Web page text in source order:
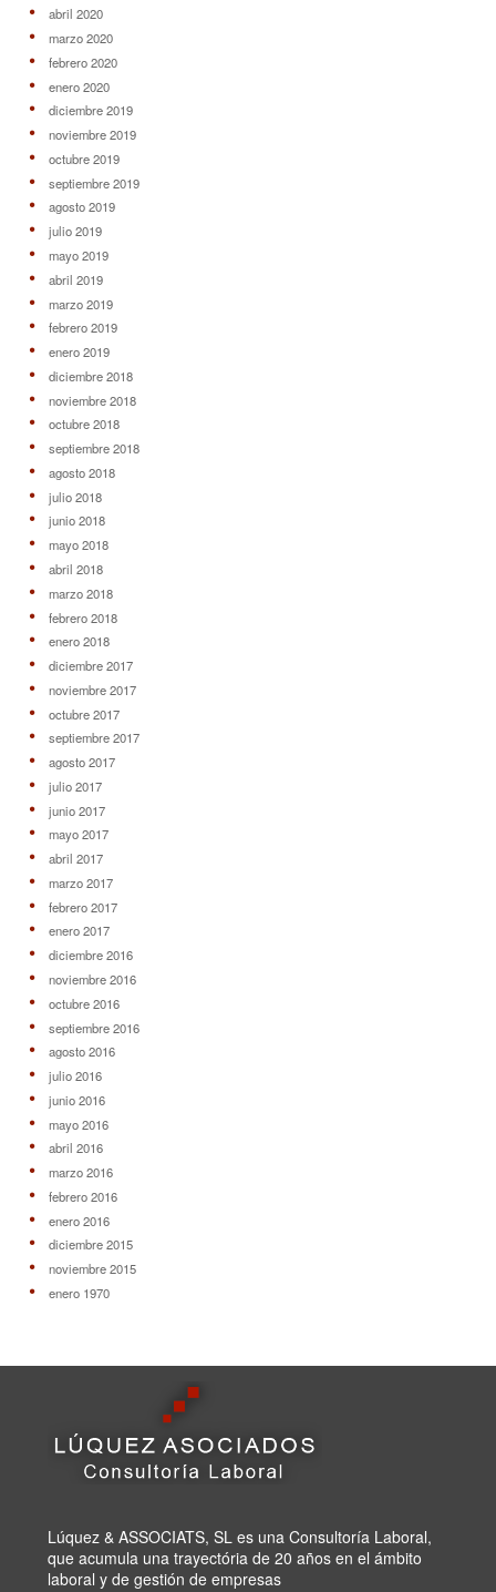
abril 2020
marzo 2020
febrero 2020
enero 2020
diciembre 2019
noviembre 2019
octubre 2019
septiembre 2019
agosto 2019
julio 2019
mayo 2019
abril 2019
marzo 2019
febrero 2019
enero 2019
diciembre 2018
noviembre 2018
octubre 2018
septiembre 2018
agosto 2018
julio 2018
junio 2018
mayo 2018
abril 2018
marzo 2018
febrero 2018
enero 2018
diciembre 2017
noviembre 2017
octubre 2017
septiembre 2017
agosto 2017
julio 2017
junio 2017
mayo 2017
abril 2017
marzo 2017
febrero 2017
enero 2017
diciembre 2016
noviembre 2016
octubre 2016
septiembre 2016
agosto 2016
julio 2016
junio 2016
mayo 2016
abril 2016
marzo 2016
febrero 2016
enero 2016
diciembre 2015
noviembre 2015
enero 1970
Lúquez & ASSOCIATS, SL es una Consultoría Laboral,
que acumula una trayectória de 20 años en el ámbito
laboral y de gestión de empresas